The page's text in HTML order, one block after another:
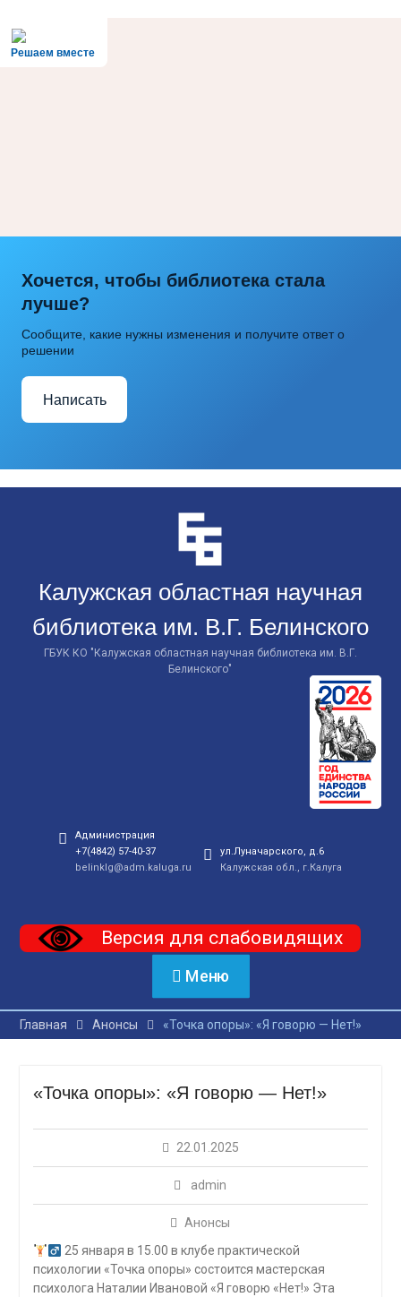
Решаем вместе
Хочется, чтобы библиотека стала
лучше?
Сообщите, какие нужны изменения и получите ответ о
решении
Написать
Калужская областная научная
библиотека им. В.Г. Белинского
ГБУК КО "Калужская областная научная библиотека им. В.Г.
Белинского"
Администрация
+7(4842) 57-40-37
belinklg@adm.kaluga.ru
ул.Луначарского, д.6
Калужская обл., г.Калуга
Версия для слабовидящих
Меню
Главная Анонсы «Точка опоры»: «Я говорю — Нет!»
«Точка опоры»: «Я говорю — Нет!»
22.01.2025
admin
Анонсы
25 января в 15.00 в клубе практической
психологии «Точка опоры» состоится мастерская
психолога Наталии Ивановой «Я говорю «Нет!» Эта